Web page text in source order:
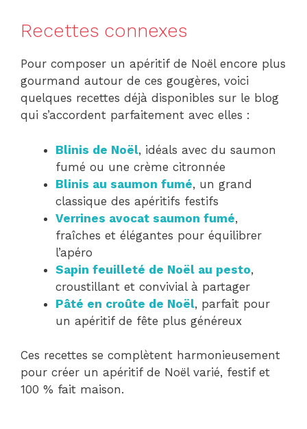
Recettes connexes
Pour composer un apéritif de Noël encore plus
gourmand autour de ces gougères, voici
quelques recettes déjà disponibles sur le blog
qui s’accordent parfaitement avec elles :
Blinis de Noël, idéals avec du saumon
fumé ou une crème citronnée
Blinis au saumon fumé, un grand
classique des apéritifs festifs
Verrines avocat saumon fumé,
fraîches et élégantes pour équilibrer
l’apéro
Sapin feuilleté de Noël au pesto,
croustillant et convivial à partager
Pâté en croûte de Noël, parfait pour
un apéritif de fête plus généreux
Ces recettes se complètent harmonieusement
pour créer un apéritif de Noël varié, festif et
100 % fait maison.